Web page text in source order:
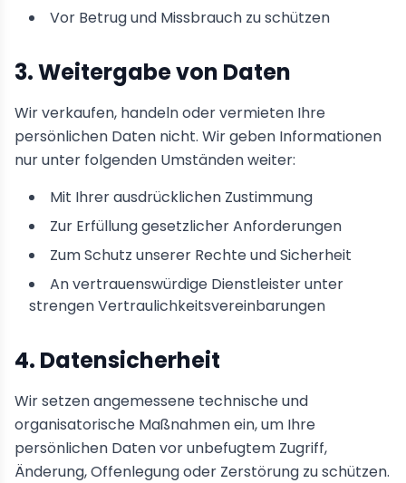
Vor Betrug und Missbrauch zu schützen
3. Weitergabe von Daten
Wir verkaufen, handeln oder vermieten Ihre
persönlichen Daten nicht. Wir geben Informationen
nur unter folgenden Umständen weiter:
Mit Ihrer ausdrücklichen Zustimmung
Zur Erfüllung gesetzlicher Anforderungen
Zum Schutz unserer Rechte und Sicherheit
An vertrauenswürdige Dienstleister unter
strengen Vertraulichkeitsvereinbarungen
4. Datensicherheit
Wir setzen angemessene technische und
organisatorische Maßnahmen ein, um Ihre
persönlichen Daten vor unbefugtem Zugriff,
Änderung, Offenlegung oder Zerstörung zu schützen.